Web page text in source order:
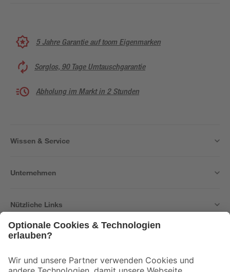
5 Jahre Garantie auf toom Eigenmarken
Sorglos, 90 Tage Umtauschgarantie
Abholung im Markt in 2 Stunden
Wissen & Service
Unternehmen
Nützliche Links
Der toom Newsletter: Keine Angebote und Aktionen mehr verpassen!